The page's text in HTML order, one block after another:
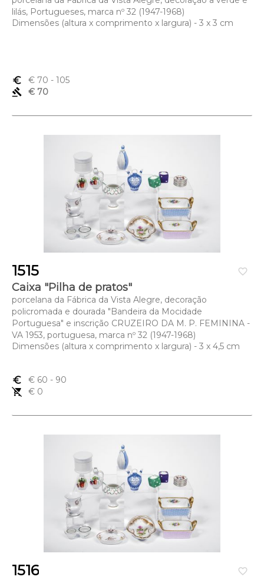
lilás, Portugueses, marca nº 32 (1947-1968)
Dimensões (altura x comprimento x largura) - 3 x 3 cm
euro_symbol € 70 - 105
gavel
€ 70
favorite_border
1515
Caixa "Pilha de pratos"
porcelana da Fábrica da Vista Alegre, decoração
policromada e dourada "Bandeira da Mocidade
Portuguesa" e inscrição CRUZEIRO DA M. P. FEMININA -
VA 1953, portuguesa, marca nº 32 (1947-1968)
Dimensões (altura x comprimento x largura) - 3 x 4,5 cm
euro_symbol € 60 - 90
remove_shopping_cart
€ 0
favorite_border
1516